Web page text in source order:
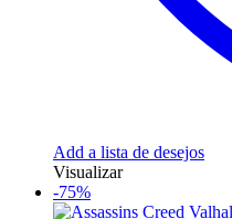
Add a lista de desejos
Visualizar
-75%